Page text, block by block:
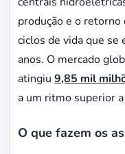
produção e o
ciclos de vida que
anos. O mercado
atingiu9,85 mil
a um ritmo superior
O que fazem os